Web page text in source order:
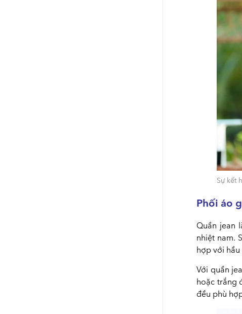
Sự kết
Phối áo
Quần jean
nhiệt nam.
hợp với
Với quần
hoặc trắng
đều phù